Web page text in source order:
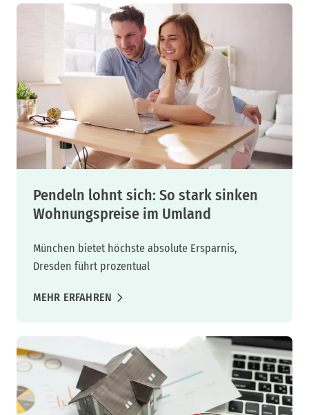
Pendeln lohnt sich: So stark sinken
Wohnungspreise im Umland
München bietet höchste absolute Ersparnis,
Dresden führt prozentual
MEHR ERFAHREN